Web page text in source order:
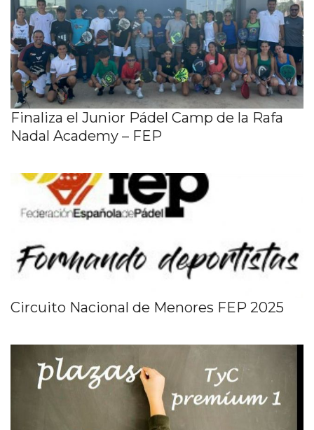
Finaliza el Junior Pádel Camp de la Rafa
Nadal Academy – FEP
Circuito Nacional de Menores FEP 2025